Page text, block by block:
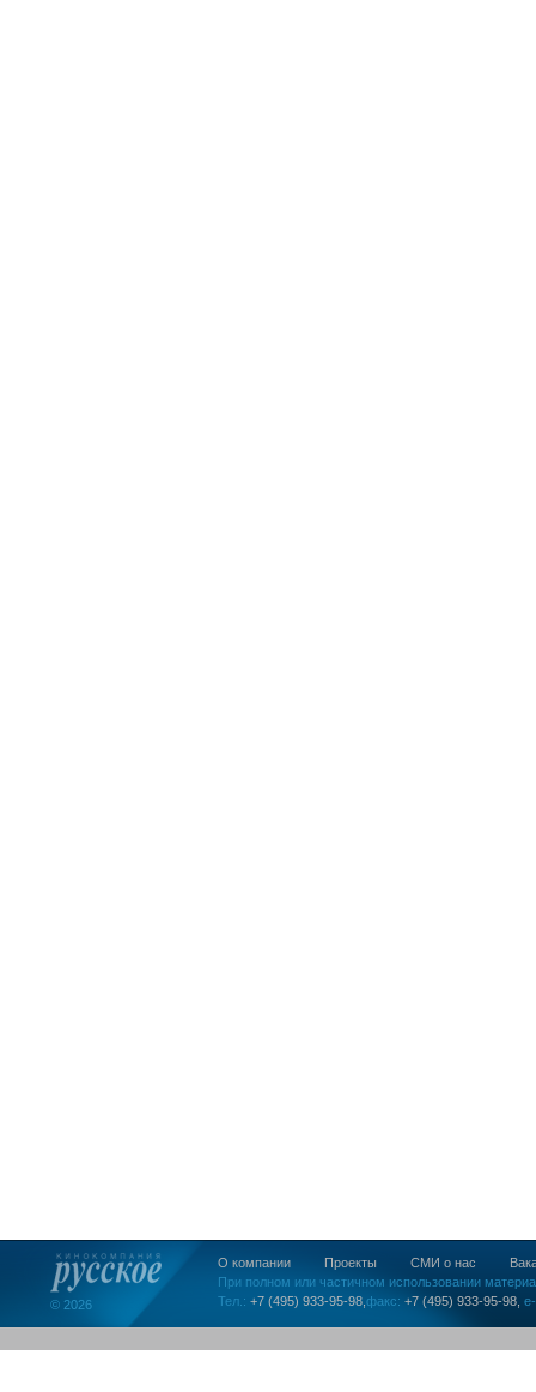
© 2026
О компании Проекты СМИ о нас
При полном или частичном использовании
Тел.: +7 (495) 933-95-98, факс: +7 (495) 933-95-98,